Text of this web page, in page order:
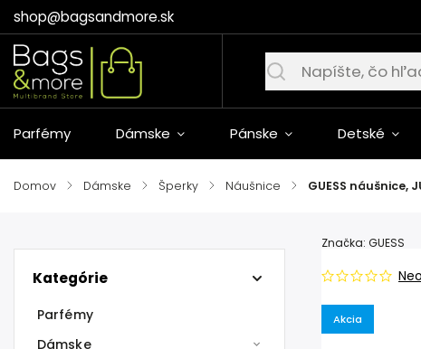
shop@bagsandmore.sk
Parfémy Dámske Pánske Detské
Domov / Dámske / Šperky / Náušnice / GUESS náušnice,
Kategórie
Parfémy
Dámske
Akcia
Značka: GUESS